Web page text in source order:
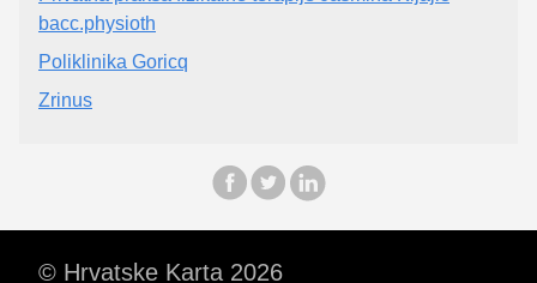
bacc.physioth
Poliklinika Goricq
Zrinus
© Hrvatske Karta 2026